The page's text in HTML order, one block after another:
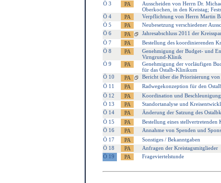
Ö 3
Ausscheiden von Herrn Dr.
Oberkochen, in den Kreistag;
Ö 4
Verpflichtung von Herrn Martin
Ö 5
Neubesetzung verschiedener
Ö 6
Jahresabschluss 2011 der
Ö 7
Bestellung des koordinierenden
Ö 8
Genehmigung der Budget- und
Virngrund-Klinik
Ö 9
Genehmigung der vorläufigen
für das Ostalb-Klinikum
Ö 10
Bericht über die Priorisierung
Ö 11
Radwegekonzeption für den
Ö 12
Koordination und
Ö 13
Standortanalyse und
Ö 14
Änderung der Satzung des
Ö 15
Bestellung eines
Ö 16
Annahme von Spenden und
Ö 17
Sonstiges / Bekanntgaben
Ö 18
Anfragen der Kreistagsmitglieder
Ö 19
Frageviertelstunde